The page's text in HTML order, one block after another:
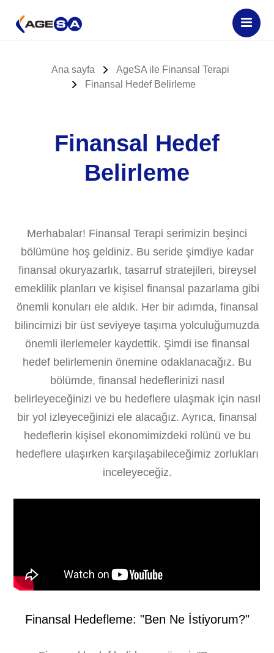
Ana sayfa
AgeSA ile Finansal Terapi
Finansal Hedef Belirleme
Finansal Hedef
Belirleme
Merhabalar! Finansal Terapi serimizin beşinci
bölümüne hoş geldiniz. Bu seride şimdiye kadar
finansal okuryazarlık, tasarruf stratejileri, bireysel
emeklilik planları ve kişisel finansal pazarlama gibi
önemli konuları ele aldık. Her bir adımda, finansal
bilincimizi bir üst seviyeye taşıma yolculuğumuzda
önemli ilerlemeler kaydettik. Şimdi ise finansal
hedef belirlemenin önemine odaklanacağız. Bu
bölümde, finansal hedeflerinizi nasıl
belirleyeceğinizi ve bu hedeflere ulaşmak için nasıl
bir yol izleyeceğinizi ele alacağız. Ayrıca, finansal
hedeflerin kişisel ekonomimizdeki rolünü ve bu
hedeflere ulaşırken karşılaşabileceğimiz zorlukları
inceleyeceğiz.
Finansal Hedefleme: "Ben Ne İstiyorum?"